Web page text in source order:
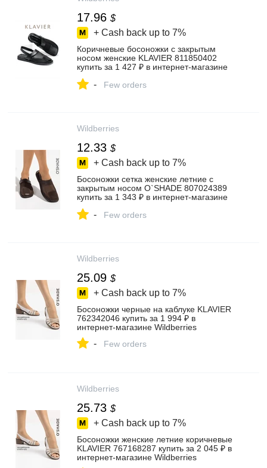
17.96 $
+ Cash back up to 7%
Коричневые босоножки с закрытым
носом женские KLAVIER 811850402
купить за 1 427 ₽ в интернет‑магазине
- Few orders
Wildberries
12.33 $
+ Cash back up to 7%
Босоножки сетка женские летние с
закрытым носом O`SHADE 807024389
купить за 1 343 ₽ в интернет‑магазине
- Few orders
Wildberries
25.09 $
+ Cash back up to 7%
Босоножки черные на каблуке KLAVIER
762342046 купить за 1 994 ₽ в
интернет‑магазине Wildberries
- Few orders
Wildberries
25.73 $
+ Cash back up to 7%
Босоножки женские летние коричневые
KLAVIER 767168287 купить за 2 045 ₽ в
интернет‑магазине Wildberries